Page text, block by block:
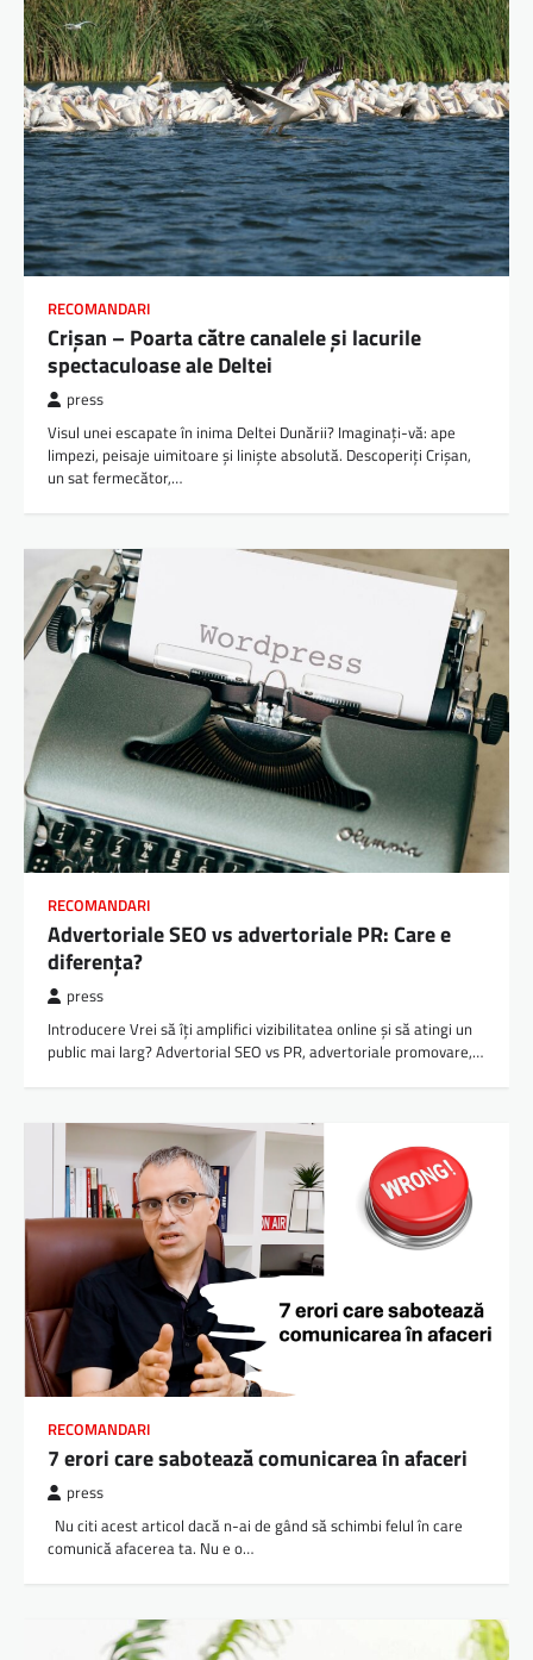
RECOMANDARI
Crișan – Poarta către canalele și lacurile
spectaculoase ale Deltei
press
Visul unei escapate în inima Deltei Dunării? Imaginați-vă: ape
limpezi, peisaje uimitoare și liniște absolută. Descoperiți Crișan,
un sat fermecător,…
RECOMANDARI
Advertoriale SEO vs advertoriale PR: Care e
diferența?
press
Introducere Vrei să îți amplifici vizibilitatea online și să atingi un
public mai larg? Advertorial SEO vs PR, advertoriale promovare,…
RECOMANDARI
7 erori care sabotează comunicarea în afaceri
press
Nu citi acest articol dacă n-ai de gând să schimbi felul în care
comunică afacerea ta. Nu e o…